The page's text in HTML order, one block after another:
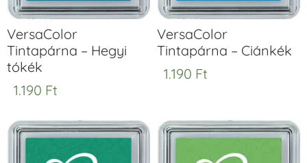
VersaColor
Tintapárna – Hegyi
tókék
1.190 Ft
VersaColor
Tintapárna – Ciánkék
1.190 Ft